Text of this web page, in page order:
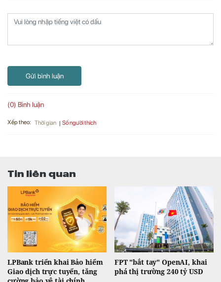
Gửi bình luận
(0) Bình luận
Xếp theo: Thời gian Số người thích
Tin liên quan
LPBank triển khai Bảo hiểm
Giao dịch trực tuyến, tăng
FPT "bắt tay" OpenAI, khai
phá thị trường 240 tỷ USD